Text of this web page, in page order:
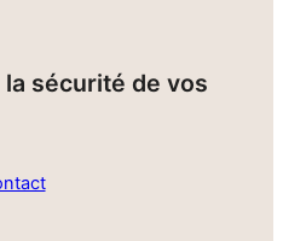
sécurité de vos